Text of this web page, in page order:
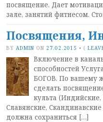
посвящение. Дает
зале, занятий фитнесом.
Посвящения,
BY ADMIN ON 27.02.2015 • (
Включение в
способностей
БОГОВ. По вашему
сделать
культа (Индийские,
Славянские,
должна сохраниться […]